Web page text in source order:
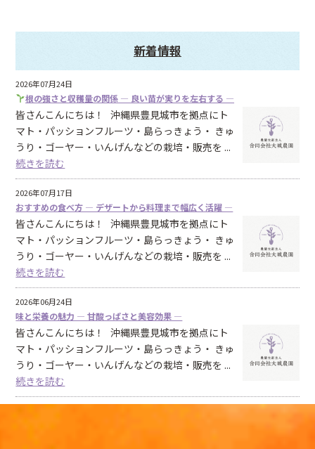
新着情報
2026年07月24日
根の強さと収穫量の関係 ― 良い苗が実りを左右する ―
皆さんこんにちは！ 沖縄県豊見城市を拠点にト
マト・パッションフルーツ・島らっきょう・ きゅ
うり・ゴーヤー・いんげんなどの栽培・販売を ...
続きを読む
2026年07月17日
おすすめの食べ方 ― デザートから料理まで幅広く活躍 ―
皆さんこんにちは！ 沖縄県豊見城市を拠点にト
マト・パッションフルーツ・島らっきょう・ きゅ
うり・ゴーヤー・いんげんなどの栽培・販売を ...
続きを読む
2026年06月24日
味と栄養の魅力 ― 甘酸っぱさと美容効果 ―
皆さんこんにちは！ 沖縄県豊見城市を拠点にト
マト・パッションフルーツ・島らっきょう・ きゅ
うり・ゴーヤー・いんげんなどの栽培・販売を ...
続きを読む